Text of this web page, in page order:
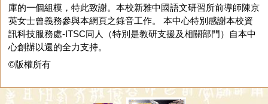
庫的一個組模，特此致謝。本校新雅中國語文研習所前導師陳京
英女士曾義務參與本網頁之錄音工作。 本中心特別感謝本校資
訊科技服務處-ITSC同人（特別是教研支援及相關部門）自本中
心創辦以還的全力支持。
©版權所有